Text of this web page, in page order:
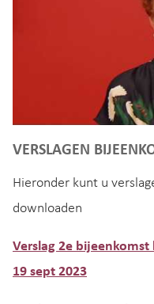
VERSLAGEN
Hieronder kunt u
downloaden
Verslag 2e bijeenkomst
19 sept 2023